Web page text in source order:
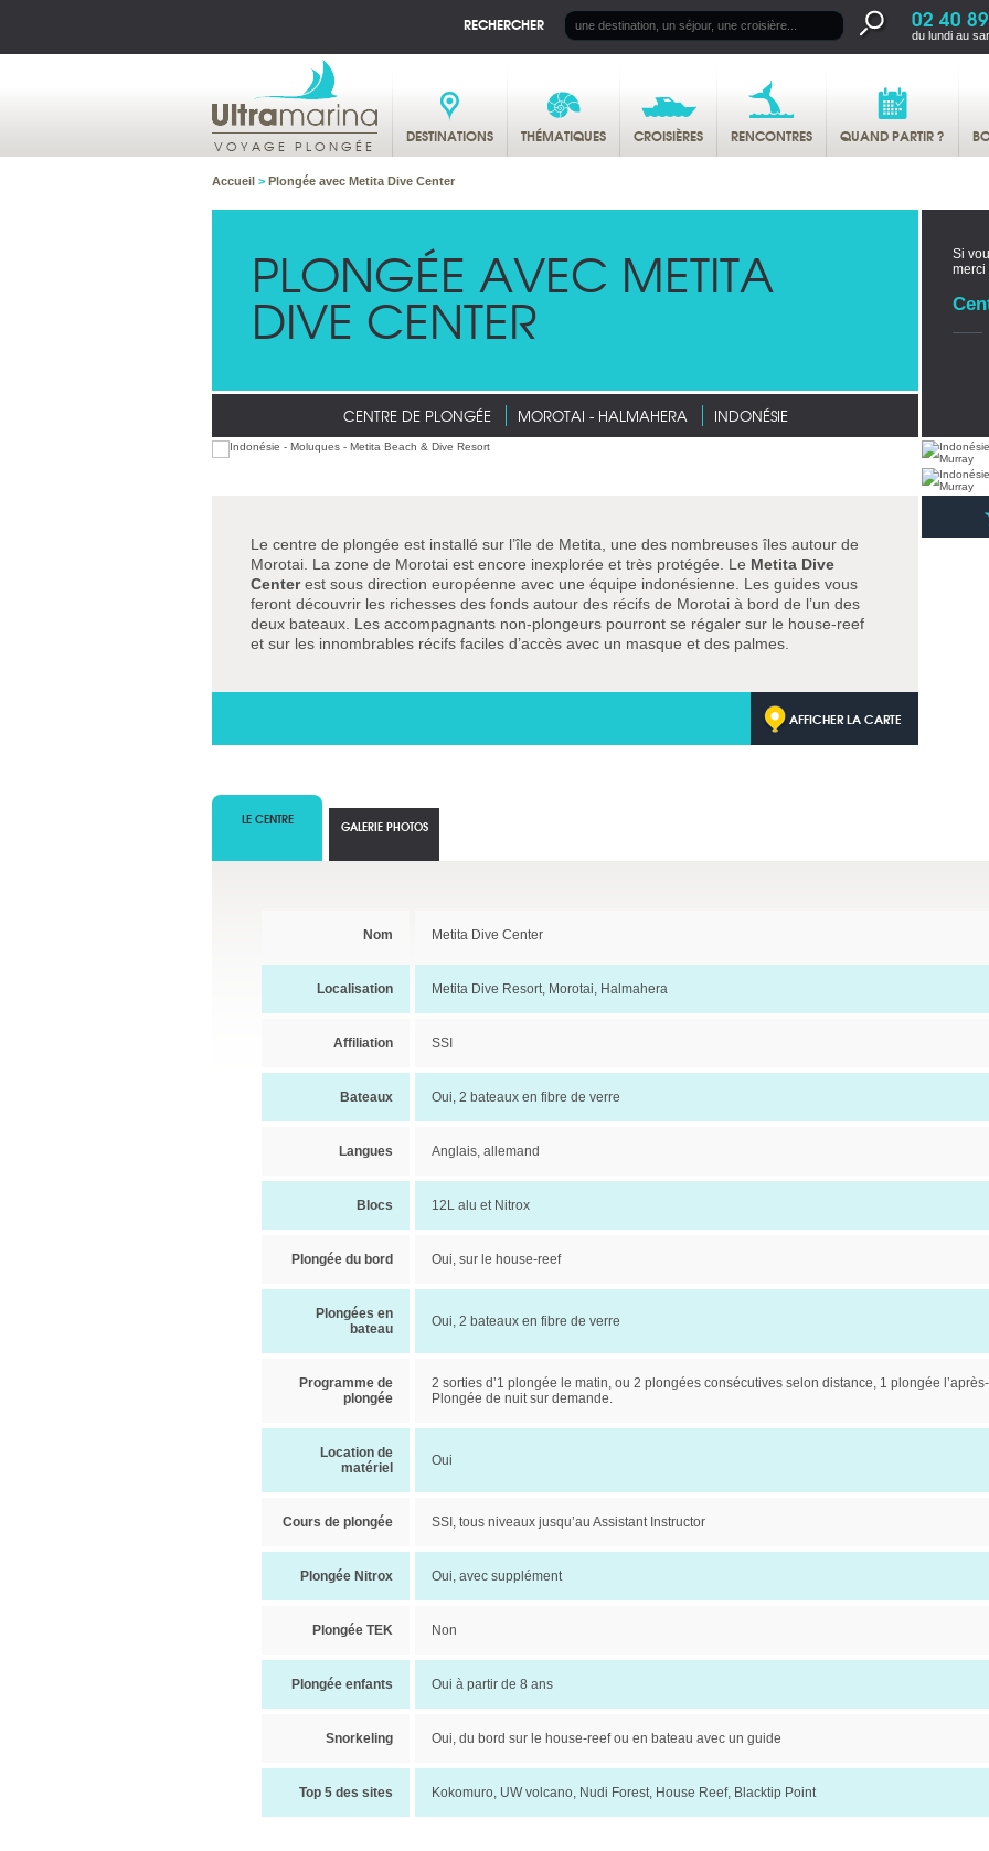
RECHERCHER 02 40
du lundi au
VOYAGE PLONGÉE DESTINATIONS THÉMATIQUES CROISIÈRES RENCONTRES QUAND PARTIR ?
Accueil > Plongée avec Metita Dive Center
PLONGÉE AVEC METITA
DIVE CENTER
CENTRE DE PLONGÉE MOROTAI - HALMAHERA INDONÉSIE
Si
merci
Le centre de plongée est installé sur l’île de Metita, une des nombreuses îles autour de
Morotai. La zone de Morotai est encore inexplorée et très protégée. Le Metita Dive
Centerest sous direction européenne avec une équipe indonésienne. Les guides vous
feront découvrir les richesses des fonds autour des récifs de Morotai à bord de l’un des
deux bateaux. Les accompagnants non-plongeurs pourront se régaler sur le house-reef
et sur les innombrables récifs faciles d’accès avec un masque et des palmes.
AFFICHER LA CARTE
LE CENTRE
Nom Metita Dive Center
Localisation Metita Dive Resort, Morotai, Halmahera
Affiliation SSI
Bateaux Oui, 2 bateaux en fibre de verre
Langues Anglais, allemand
Blocs 12L alu et Nitrox
Plongée du bord Oui, sur le house-reef
Plongées en
bateau
Oui, 2 bateaux en fibre de verre
Programme de
plongée
2 sorties d’1 plongée le matin, ou 2 plongées consécutives selon distance, 1 plongée
Plongée de nuit sur demande.
Location de
matériel
Oui
Cours de plongée SSI, tous niveaux jusqu’au Assistant Instructor
Plongée Nitrox Oui, avec supplément
Plongée TEK Non
Plongée enfants Oui à partir de 8 ans
Snorkeling Oui, du bord sur le house-reef ou en bateau avec un guide
Top 5 des sites Kokomuro, UW volcano, Nudi Forest, House Reef, Blacktip Point
GALERIE PHOTOS